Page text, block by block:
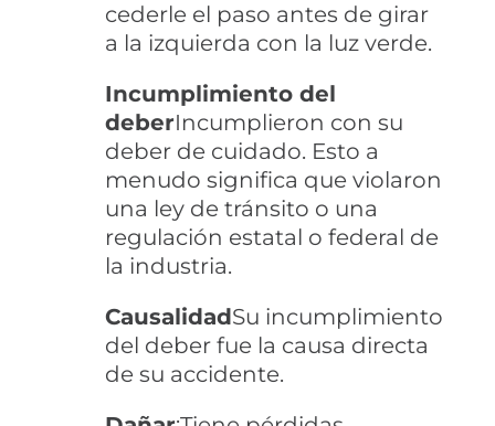
cederle el paso antes de girar
a la izquierda con la luz verde.
Incumplimiento del
deberIncumplieron con su
deber de cuidado. Esto a
menudo significa que violaron
una ley de tránsito o una
regulación estatal o federal de
la industria.
CausalidadSu incumplimiento
del deber fue la causa directa
de su accidente.